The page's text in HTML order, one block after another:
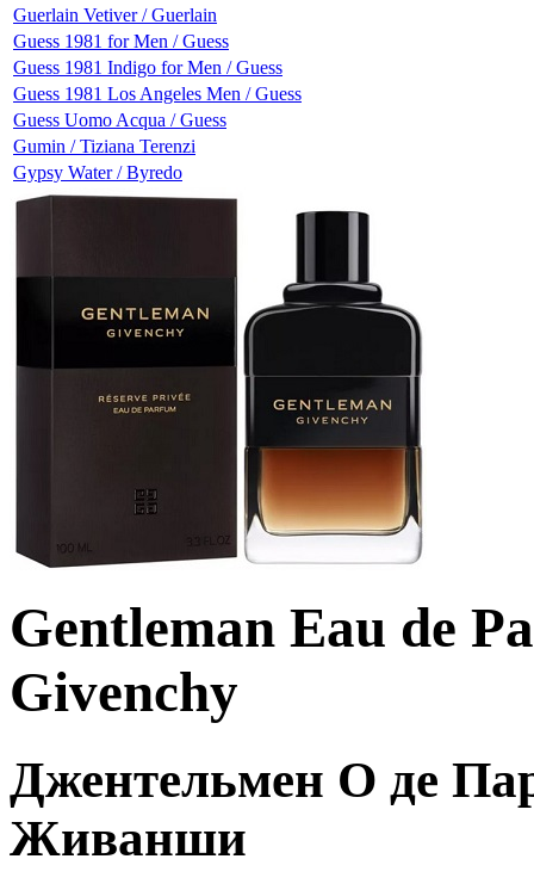
Guerlain Vetiver / Guerlain
Guess 1981 for Men / Guess
Guess 1981 Indigo for Men / Guess
Guess 1981 Los Angeles Men / Guess
Guess Uomo Acqua / Guess
Gumin / Tiziana Terenzi
Gypsy Water / Byredo
Gentleman Eau de
Givenchy
Джентельмен О де
Живанши